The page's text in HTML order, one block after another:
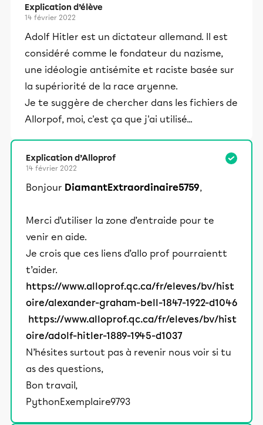
Explication d’élève
14 février 2022
Adolf Hitler est un dictateur allemand. Il est
considéré comme le fondateur du nazisme,
une idéologie antisémite et raciste basée sur
la supériorité de la race aryenne.
Je te suggère de chercher dans les fichiers de
Allorpof, moi, c'est ça que j'ai utilisé...
Explication d’Alloprof
14 février 2022
Bonjour DiamantExtraordinaire5759,
Merci d’utiliser la zone d’entraide pour te
venir en aide.
Je crois que ces liens d’allo prof pourraientt
t’aider.
https://www.alloprof.qc.ca/fr/eleves/bv/hist
oire/alexander-graham-bell-1847-1922-d1046
https://www.alloprof.qc.ca/fr/eleves/bv/hist
oire/adolf-hitler-1889-1945-d1037
N’hésites surtout pas à revenir nous voir si tu
as des questions,
Bon travail,
PythonExemplaire9793